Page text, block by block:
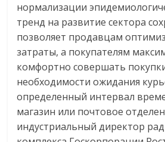
нормализации
тренд на развитие сектора
позволяет продавцам
затраты, а покупателям
комфортно совершать
необходимости ожидания
определенный интервал
магазин или почтовое
индустриальный директор